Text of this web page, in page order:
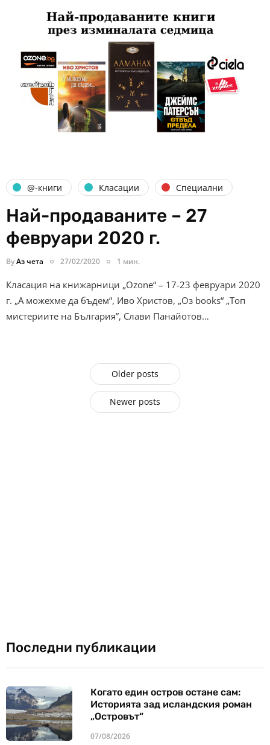
@-книги Класации Специални
Най-продаваните – 27
февруари 2020 г.
ByАз чета 27/02/2020 1 мин.
Класация на книжарници „Ozone“ – 17-23 февруари 2020
г. „А можехме да бъдем“, Иво Христов, „Оз books“ „Топ
мистериите на България”, Слави Панайотов…
Older posts
Newer posts
Последни публикации
Когато един остров остане сам:
Историята зад исландския роман
„Островът“
07/08/2026